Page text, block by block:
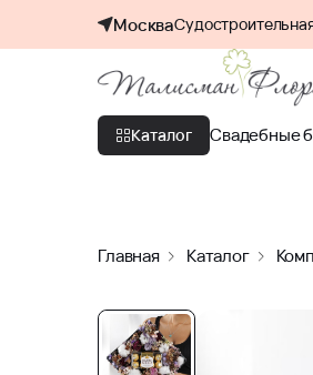
Москва
Каталог Свадебные
Главная Каталог